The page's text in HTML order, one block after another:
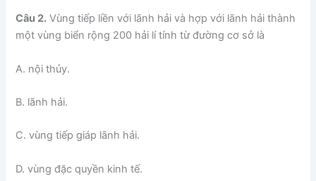
Câu 2. Vùng tiếp liền với lãnh hải và hợp với lãnh hải thành
một vùng biển rộng 200 hải lí tính từ đường cơ sở là
A. nội thủy.
B. lãnh hải.
C. vùng tiếp giáp lãnh hải.
D. vùng đặc quyền kinh tế.